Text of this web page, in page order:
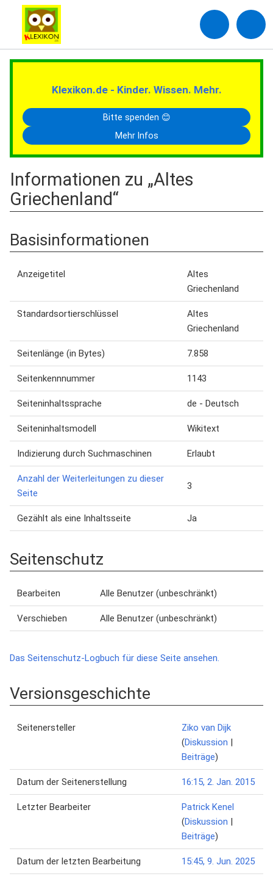
Klexikon.de - Kinder. Wissen. Mehr.
Bitte spenden 😊
Mehr Infos
Informationen zu „Altes
Griechenland“
Basisinformationen
Anzeigetitel
Altes
Griechenland
Standardsortierschlüssel
Altes
Griechenland
Seitenlänge (in Bytes) 7.858
Seitenkennnummer 1143
Seiteninhaltssprache de - Deutsch
Seiteninhaltsmodell Wikitext
Indizierung durch Suchmaschinen Erlaubt
Anzahl der Weiterleitungen zu dieser
Seite
3
Gezählt als eine Inhaltsseite Ja
Seitenschutz
Bearbeiten Alle Benutzer (unbeschränkt)
Verschieben Alle Benutzer (unbeschränkt)
Das Seitenschutz-Logbuch für diese Seite ansehen.
Versionsgeschichte
Seitenersteller
Ziko van Dijk
(Diskussion |
Beiträge)
Datum der Seitenerstellung 16:15, 2. Jan. 2015
Letzter Bearbeiter
Patrick Kenel
(Diskussion |
Beiträge)
Datum der letzten Bearbeitung 15:45, 9. Jun. 2025